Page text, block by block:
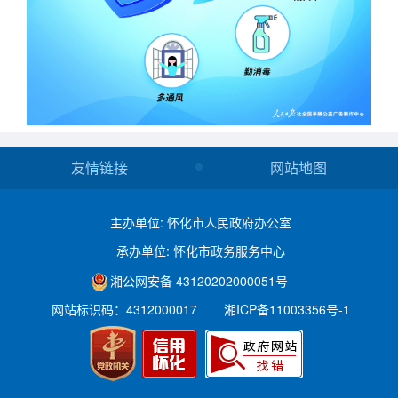
友情链接 网站地图
主办单位: 怀化市人民政府办公室
承办单位: 怀化市政务服务中心
湘公网安备 43120202000051号
网站标识码：4312000017
湘ICP备11003356号-1